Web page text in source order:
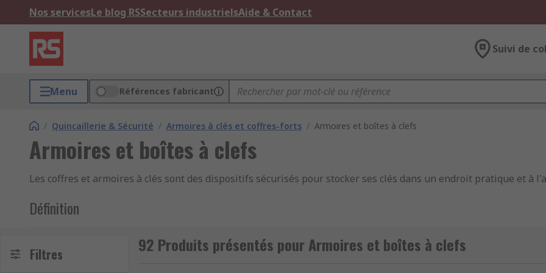
Nos servicesLe blog RSSecteurs industrielsAide & Contact
Suivi de
Menu Références fabricant
/ Quincaillerie & Sécurité / Armoires à clés et coffres-forts / Armoires et boîtes à clefs
Armoires et boîtes à clefs
Les coffres et armoires à clés sont des dispositifs sécurisés pour stocker ses clés dans un endroit pratique et à
Définition
Les coffres-forts à clés et tableaux à clés sont des meubles de forme rectangulaire destinés à accueillir vos clés.
crochets, où vous entreposez vos clés pour les retrouver facilement. Les armoires à clés ou les coffres-forts à
Filtres 92 Produits présentés pour Armoires et boîtes à clefs